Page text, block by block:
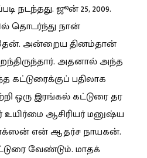
ஜூன் 25, 2009.
தொடர்ந்து நான்
அன்றைய தினம்தான்
அதனால் அந்த
கட்டுரைக்குப் பதிலாக
ஒரு இரங்கல் கட்டுரை தர
உயிர்மை ஆசிரியர் மனுஷ்ய
என் ஆதர்ச நாயகன்.
வேண்டும். மாதக்